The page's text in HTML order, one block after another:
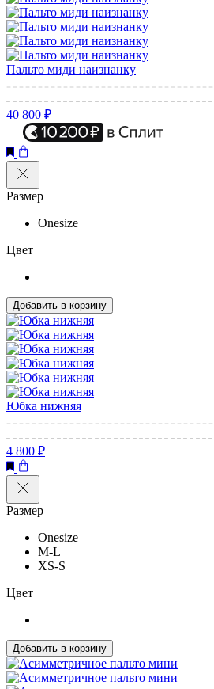
Пальто миди наизнанку
40 800 ₽
Размер
Onesize
Цвет
Добавить в корзину
Юбка нижняя
4 800 ₽
Размер
Onesize
M-L
XS-S
Цвет
Добавить в корзину